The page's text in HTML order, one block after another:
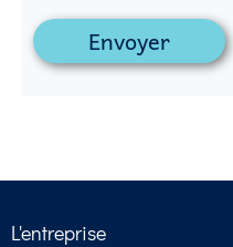
Envoyer
L'entreprise